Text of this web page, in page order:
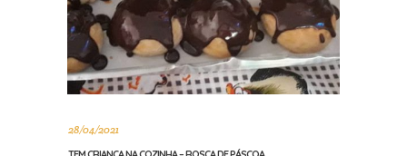
28/04/2021